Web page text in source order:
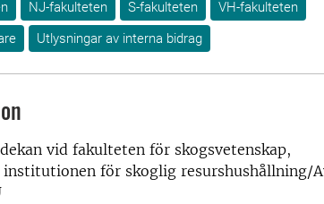
NJ-fakulteten S-fakulteten
VH-fakulteten
Utlysningar av interna bidrag
vid fakulteten för skogsvetenskap,
för skoglig resurshushållning/